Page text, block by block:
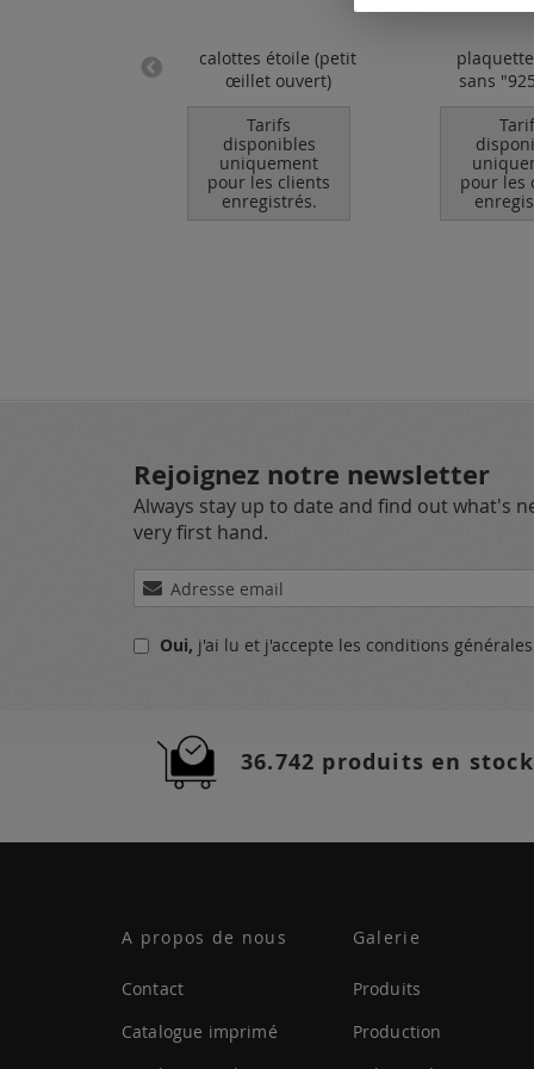
calottes étoile (petit
œillet ouvert)
Tarifs
disponibles
uniquement
pour les clients
enregistrés.
sans
pour les
Rejoignez notre newsletter
Always stay up to date and find out what's
very first hand.
Inscription
à
lettreOui, j'ai lu et j'accepte les conditions générales
36.742 produits en stock
A propos de nous
Contact
Catalogue imprimé
Galerie
Produits
Production